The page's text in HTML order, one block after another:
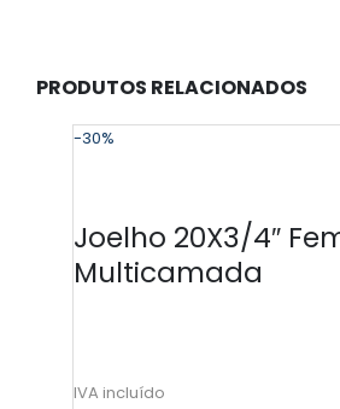
PRODUTOS RELACIONADOS
-30%
Joelho 20X3/4″
Multicamada